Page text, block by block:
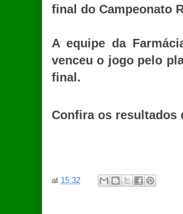
final do Campeonato
A equipe da
venceu o jogo pelo
final.
Confira os resultados
at 15:32